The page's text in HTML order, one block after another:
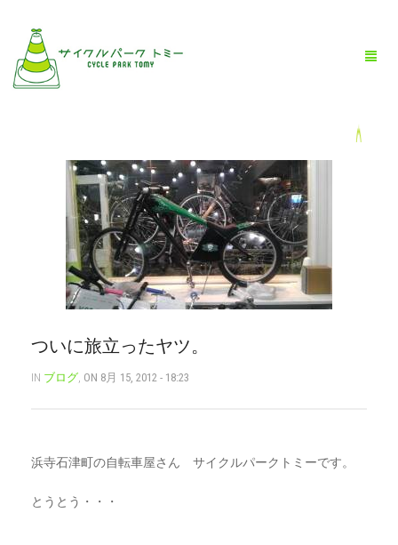
全商品一覧
お問い合わせ
お買い物ガイド
マイアカウント（初回登録はこちら）
ウィッシュリスト
ついに旅立ったヤツ。
IN ブログ, ON 8月 15, 2012 - 18:23
浜寺石津町の自転車屋さん サイクルパークトミーです。
とうとう・・・